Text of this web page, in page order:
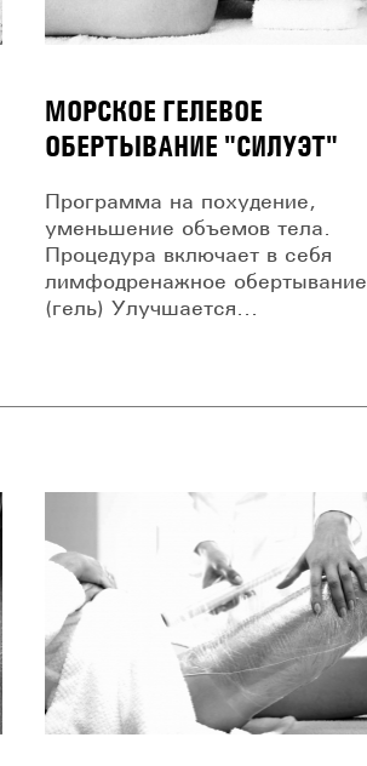
МОРСКОЕ ГЕЛЕВОЕ
ОБЕРТЫВАНИЕ "СИЛУЭТ"
Программа на похудение,
уменьшение объемов тела.
Процедура включает в себя
лимфодренажное обертывание
(гель) Улучшается...